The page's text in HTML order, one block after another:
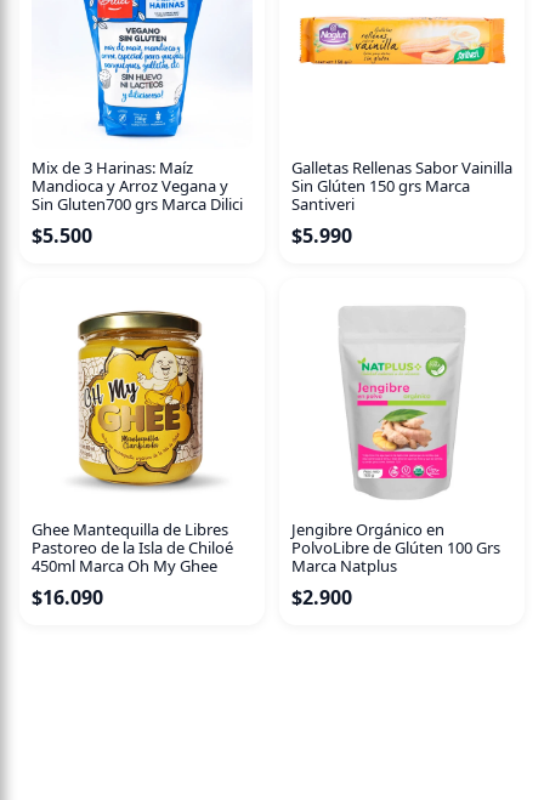
Importante recordar que, nuestro producto NO es un
aceite macerado (Donde al aceite se le introduce algún
vegetal por un tiempo prolongado, para que este tome un
dejo de olor y sabor, nuestro producto es un extractos
Nuestra línea es vegana, sin gluten, sin OGM, Keto.
No contiene saborizantes conservantes ni colorantes.
Mix de 3 Harinas: Maíz
Mandioca y Arroz Vegana y
Sin Gluten700 grs Marca Dilici
$5.500
Galletas Rellenas Sabor Vainilla
Sin Glúten 150 grs Marca
Santiveri
$5.990
Ghee Mantequilla de Libres
Pastoreo de la Isla de Chiloé
450ml Marca Oh My Ghee
$16.090
Jengibre Orgánico en
PolvoLibre de Glúten 100 Grs
Marca Natplus
$2.900